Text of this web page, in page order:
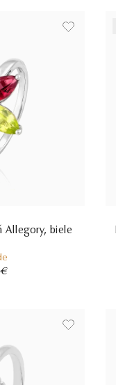
Allegory, biele
€